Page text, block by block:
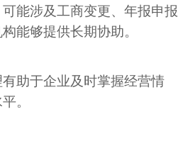
能涉及工商变更、年报申报
能够提供长期协助。
助于企业及时掌握经营情
。